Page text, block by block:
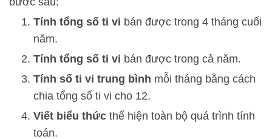
Tính tổng số ti vi bán được trong 4 tháng cuối
năm.
Tính tổng số ti vi bán được trong cả năm.
Tính số ti vi trung bình mỗi tháng bằng cách
chia tổng số ti vi cho 12.
Viết biểu thức thể hiện toàn bộ quá trình tính
toán.